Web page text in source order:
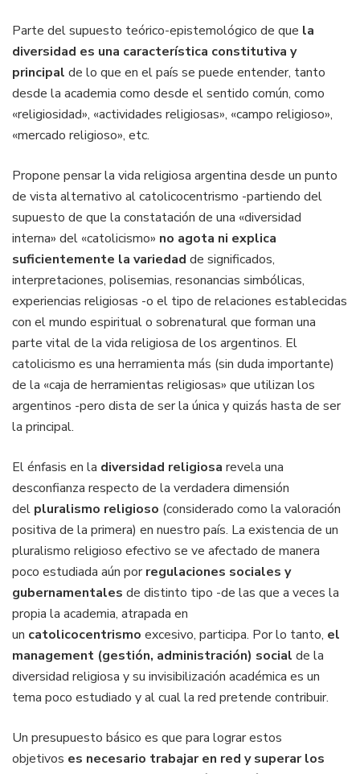
Parte del supuesto teórico-epistemológico de que la
diversidad es una característica constitutiva y
principal de lo que en el país se puede entender, tanto
desde la academia como desde el sentido común, como
«religiosidad», «actividades religiosas», «campo religioso»,
«mercado religioso», etc.
Propone pensar la vida religiosa argentina desde un punto
de vista alternativo al catolicocentrismo -partiendo del
supuesto de que la constatación de una «diversidad
interna» del «catolicismo» no agota ni explica
suficientemente la variedad de significados,
interpretaciones, polisemias, resonancias simbólicas,
experiencias religiosas -o el tipo de relaciones establecidas
con el mundo espiritual o sobrenatural que forman una
parte vital de la vida religiosa de los argentinos. El
catolicismo es una herramienta más (sin duda importante)
de la «caja de herramientas religiosas» que utilizan los
argentinos -pero dista de ser la única y quizás hasta de ser
la principal.
El énfasis en la diversidad religiosa revela una
desconfianza respecto de la verdadera dimensión
del pluralismo religioso (considerado como la valoración
positiva de la primera) en nuestro país. La existencia de un
pluralismo religioso efectivo se ve afectado de manera
poco estudiada aún porregulaciones sociales y
gubernamentales de distinto tipo -de las que a veces la
propia la academia, atrapada en
un catolicocentrismo excesivo, participa. Por lo tanto, el
management (gestión, administración) social de la
diversidad religiosa y su invisibilización académica es un
tema poco estudiado y al cual la red pretende contribuir.
Un presupuesto básico es que para lograr estos
objetivos es necesario trabajar en red y superar los